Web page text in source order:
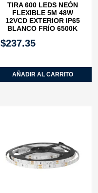
TIRA 600 LEDS NEÓN
FLEXIBLE 5M 48W
12VCD EXTERIOR IP65
BLANCO FRÍO 6500K
$237.35
AÑADIR AL CARRITO